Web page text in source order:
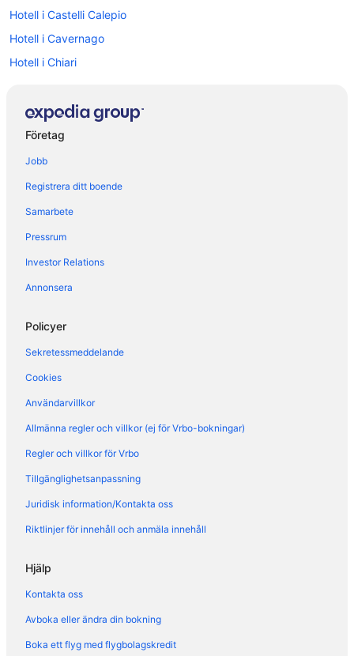
Hotell i Castelli Calepio
Hotell i Cavernago
Hotell i Chiari
Hotell i Gardone Val Trompia
Hotell i Gorle
Hotell i Grassobbio
Hotell i Iseo
Hotell i Ome
Hotell i Orio al Serio
Hotell i Sarnico
Hotell i Solto Collina
Företag
Jobb
Registrera ditt boende
Samarbete
Pressrum
Investor Relations
Annonsera
Policyer
Sekretessmeddelande
Cookies
Användarvillkor
Allmänna regler och villkor (ej för Vrbo-bokningar)
Regler och villkor för Vrbo
Tillgänglighetsanpassning
Juridisk information/Kontakta oss
Riktlinjer för innehåll och anmäla innehåll
Hjälp
Kontakta oss
Avboka eller ändra din bokning
Boka ett flyg med flygbolagskredit